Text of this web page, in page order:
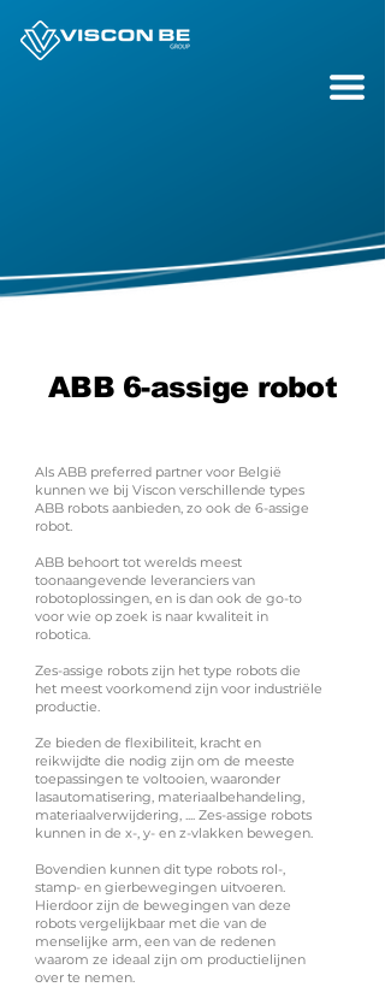
ABB 6-assige robot
Als ABB preferred partner voor België
kunnen we bij Viscon verschillende types
ABB robots aanbieden, zo ook de 6-assige
robot.
ABB behoort tot werelds meest
toonaangevende leveranciers van
robotoplossingen, en is dan ook de go-to
voor wie op zoek is naar kwaliteit in
robotica.
Zes-assige robots zijn het type robots die
het meest voorkomend zijn voor industriële
productie.
Ze bieden de flexibiliteit, kracht en
reikwijdte die nodig zijn om de meeste
toepassingen te voltooien, waaronder
lasautomatisering, materiaalbehandeling,
materiaalverwijdering, .... Zes-assige robots
kunnen in de x-, y- en z-vlakken bewegen.
Bovendien kunnen dit type robots rol-,
stamp- en gierbewegingen uitvoeren.
Hierdoor zijn de bewegingen van deze
robots vergelijkbaar met die van de
menselijke arm, een van de redenen
waarom ze ideaal zijn om productielijnen
over te nemen.